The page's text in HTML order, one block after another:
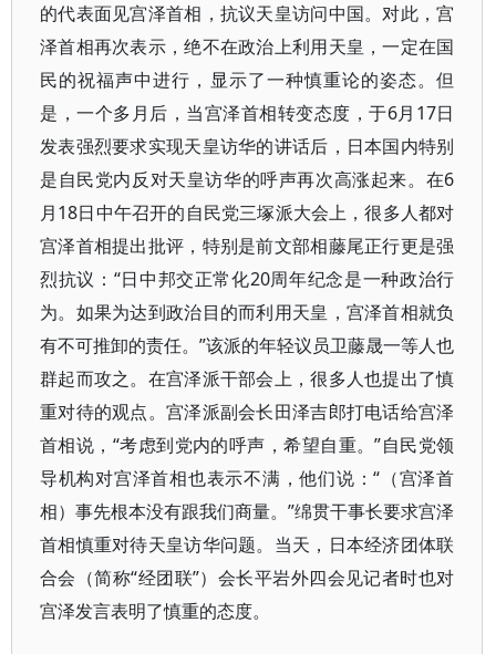
的代表面见宫泽首相，抗议天皇访问中国。对此，宫
泽首相再次表示，绝不在政治上利用天皇，一定在国
民的祝福声中进行，显示了一种慎重论的姿态。但
是，一个多月后，当宫泽首相转变态度，于6月17日
发表强烈要求实现天皇访华的讲话后，日本国内特别
是自民党内反对天皇访华的呼声再次高涨起来。在6
月18日中午召开的自民党三塚派大会上，很多人都对
宫泽首相提出批评，特别是前文部相藤尾正行更是强
烈抗议：“日中邦交正常化20周年纪念是一种政治行
为。如果为达到政治目的而利用天皇，宫泽首相就负
有不可推卸的责任。”该派的年轻议员卫藤晟一等人也
群起而攻之。在宫泽派干部会上，很多人也提出了慎
重对待的观点。宫泽派副会长田泽吉郎打电话给宫泽
首相说，“考虑到党内的呼声，希望自重。”自民党领
导机构对宫泽首相也表示不满，他们说：“（宫泽首
相）事先根本没有跟我们商量。”绵贯干事长要求宫泽
首相慎重对待天皇访华问题。当天，日本经济团体联
合会（简称“经团联”）会长平岩外四会见记者时也对
宫泽发言表明了慎重的态度。